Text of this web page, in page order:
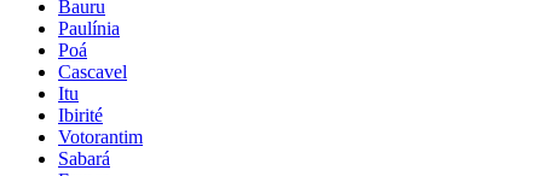
Bauru
Paulínia
Poá
Cascavel
Itu
Ibirité
Votorantim
Sabará